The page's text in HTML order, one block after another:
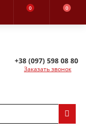
0 0
+38 (097) 598 08 80
Заказать звонок